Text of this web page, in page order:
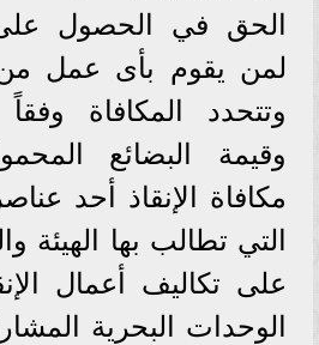
الحق في الحصول
لمن يقوم بأى عمل من
وتتحدد المكافاة
وقيمة البضائع
مكافاة الإنقاذ أحد
التي تطالب بها الهيئة
على تكاليف أعمال
الوحدات البحرية